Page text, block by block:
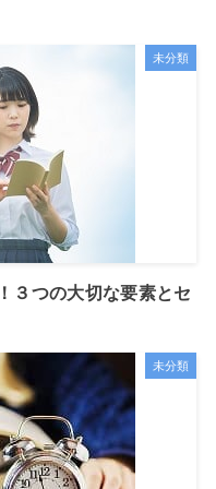
未分類
３つの大切な要素とセ
未分類